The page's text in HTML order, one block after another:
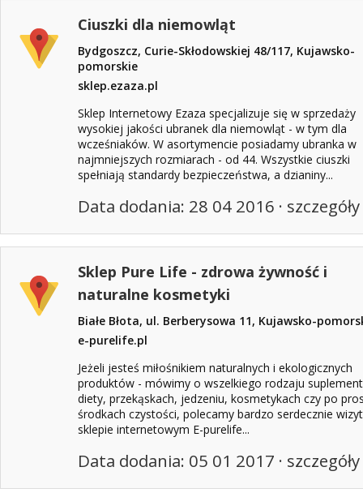
Ciuszki dla niemowląt
Bydgoszcz, Curie-Skłodowskiej 48/117, Kujawsko-
pomorskie
sklep.ezaza.pl
Sklep Internetowy Ezaza specjalizuje się w sprzedaży
wysokiej jakości ubranek dla niemowląt - w tym dla
wcześniaków. W asortymencie posiadamy ubranka w
najmniejszych rozmiarach - od 44. Wszystkie ciuszki
spełniają standardy bezpieczeństwa, a dzianiny...
Data dodania: 28 04 2016 ·
Sklep Pure Life - zdrowa żywność i
naturalne kosmetyki
Białe Błota, ul. Berberysowa 11, Kujawsko-
e-purelife.pl
Jeżeli jesteś miłośnikiem naturalnych i ekologicznych
produktów - mówimy o wszelkiego rodzaju
diety, przekąskach, jedzeniu, kosmetykach czy po
środkach czystości, polecamy bardzo serdecznie
sklepie internetowym E-purelife...
Data dodania: 05 01 2017 ·